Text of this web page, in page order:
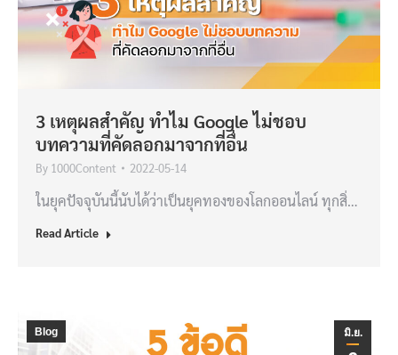
3 เหตุผลสำคัญ ทำไม Google ไม่ชอบ
บทความที่คัดลอกมาจากที่อื่น
By 1000Content 2022-05-14
ในยุคปัจจุบันนี้นับได้ว่าเป็นยุคทองของโลกออนไลน์ ทุกสิ่…
Read Article
มิ.ย.
Blog